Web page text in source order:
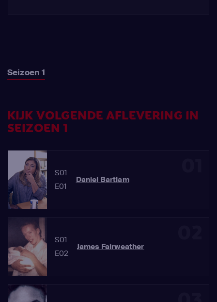
Seizoen 1
KIJK VOLGENDE AFLEVERING IN
SEIZOEN 1
S01
E01
Daniel Bartlam
S01
E02
James Fairweather